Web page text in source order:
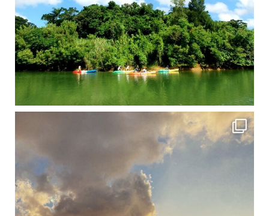
修学旅行シーズンも終わり、一気に冷え込んできました。 2025年今年もあっという間に終